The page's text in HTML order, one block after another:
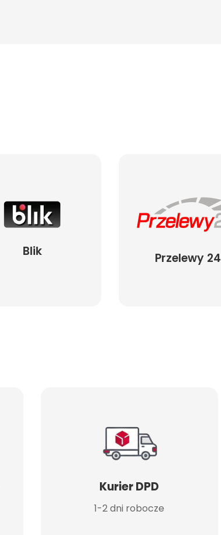
Blik Przelewy 24
Kurier DPD
1-2 dni robocze